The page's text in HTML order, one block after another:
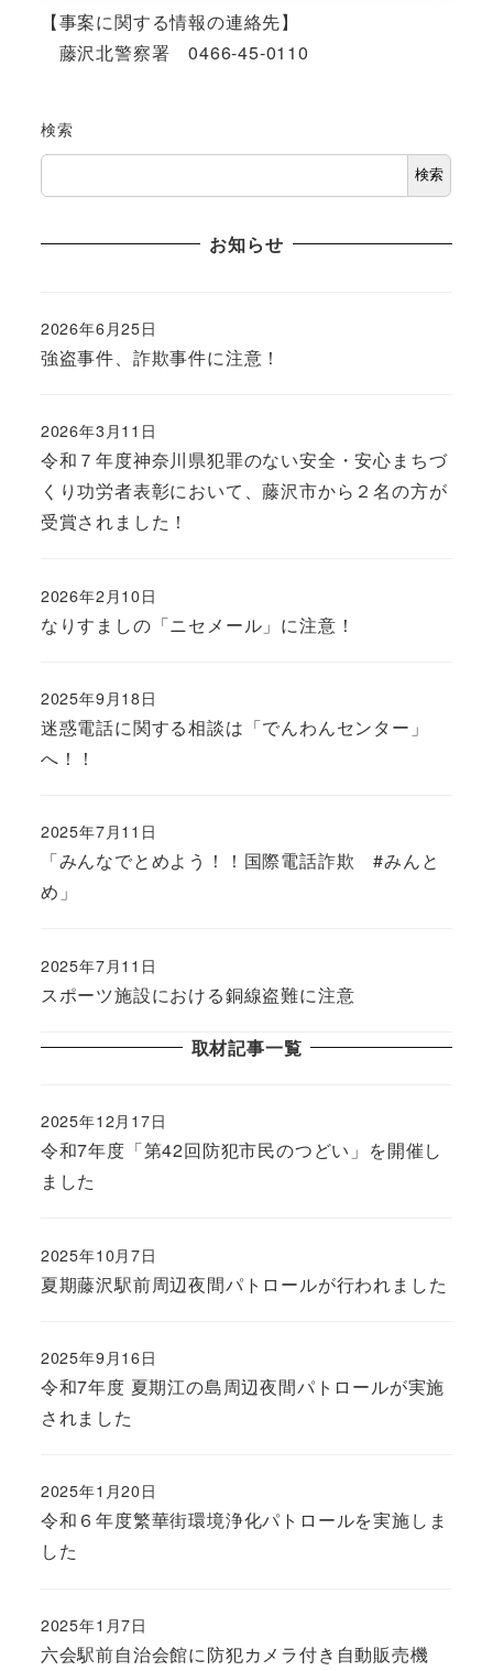
【事案に関する情報の連絡先】
藤沢北警察署 0466-45-0110
検索
検索
お知らせ
強盗事件、詐欺事件に注意！
2026年6月25日
令和７年度神奈川県犯罪のない安全・安心まちづ
くり功労者表彰において、藤沢市から２名の方が
受賞されました！
2026年3月11日
なりすましの「ニセメール」に注意！
2026年2月10日
迷惑電話に関する相談は「でんわんセンター」
へ！！
2025年9月18日
「みんなでとめよう！！国際電話詐欺 #みんと
め」
2025年7月11日
スポーツ施設における銅線盗難に注意
2025年7月11日
取材記事一覧
令和7年度「第42回防犯市民のつどい」を開催し
ました
2025年12月17日
夏期藤沢駅前周辺夜間パトロールが行われました
2025年10月7日
令和7年度 夏期江の島周辺夜間パトロールが実施
されました
2025年9月16日
令和６年度繁華街環境浄化パトロールを実施しま
した
2025年1月20日
六会駅前自治会館に防犯カメラ付き自動販売機
2025年1月7日